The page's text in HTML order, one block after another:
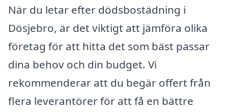
När du letar efter dödsbostädning i
Dösjebro, är det viktigt att jämföra olika
företag för att hitta det som bäst passar
dina behov och din budget. Vi
rekommenderar att du begär offert från
flera leverantörer för att få en bättre